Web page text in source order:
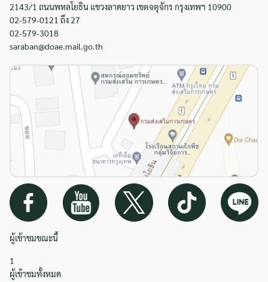
2143/1 ถนนพหลโยธิน แขวงลาดยาว เขตจตุจักร กรุงเทพฯ 10900
02-579-0121 ถึง 27
02-579-3018
saraban@doae.mail.go.th
ผู้เข้าชมขณะนี้
1
ผู้เข้าชมทั้งหมด